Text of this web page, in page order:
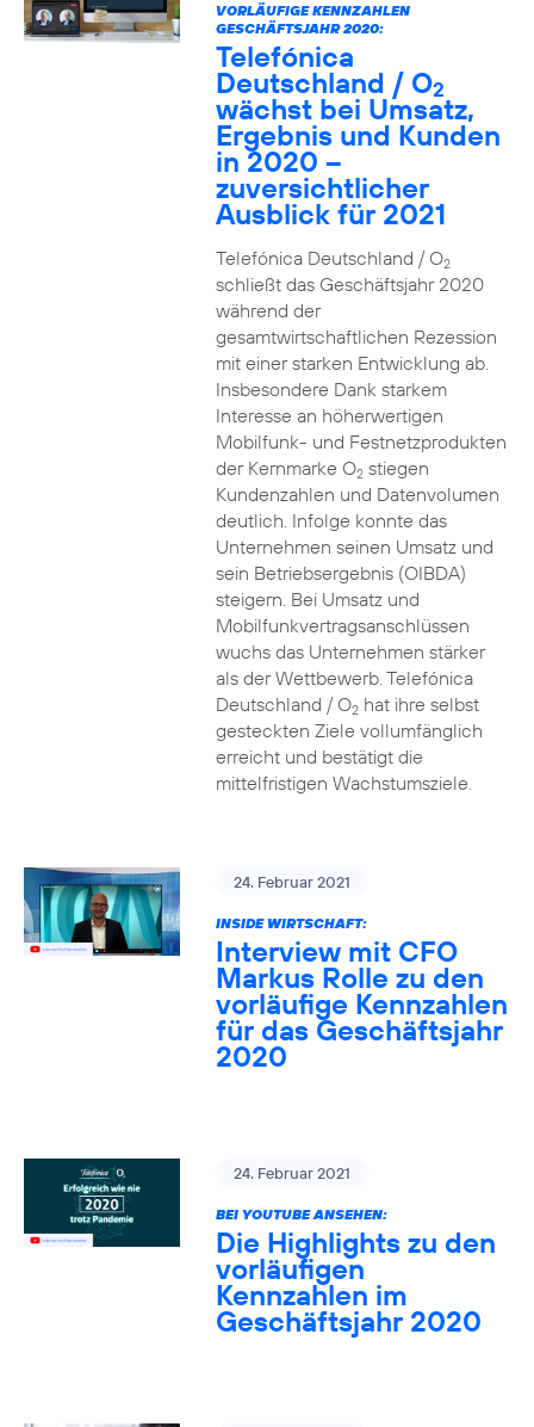
VORLÄUFIGE KENNZAHLEN
GESCHÄFTSJAHR 2020:
Telefónica
Deutschland / O2
wächst bei Umsatz,
Ergebnis und Kunden
in 2020 –
zuversichtlicher
Ausblick für 2021
Telefónica Deutschland / O2
schließt das Geschäftsjahr 2020
während der
gesamtwirtschaftlichen Rezession
mit einer starken Entwicklung ab.
Insbesondere Dank starkem
Interesse an höherwertigen
Mobilfunk- und Festnetzprodukten
der Kernmarke O2stiegen
Kundenzahlen und Datenvolumen
deutlich. Infolge konnte das
Unternehmen seinen Umsatz und
sein Betriebsergebnis (OIBDA)
steigern. Bei Umsatz und
Mobilfunkvertragsanschlüssen
wuchs das Unternehmen stärker
als der Wettbewerb. Telefónica
Deutschland / O2hat ihre selbst
gesteckten Ziele vollumfänglich
erreicht und bestätigt die
mittelfristigen Wachstumsziele.
24. Februar 2021
INSIDE WIRTSCHAFT:
Interview mit CFO
Markus Rolle zu den
vorläufige Kennzahlen
für das Geschäftsjahr
2020
24. Februar 2021
BEI YOUTUBE ANSEHEN:
Die Highlights zu den
vorläufigen
Kennzahlen im
Geschäftsjahr 2020